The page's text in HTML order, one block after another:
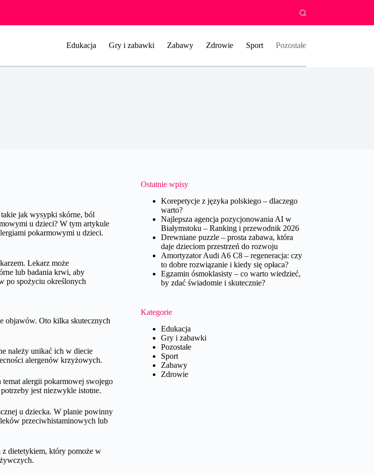
Edukacja Gry i zabawki Zabawy Zdrowie Sport Pozostałe
jak wysypki skórne, ból
u dzieci? W tym artykule
pokarmowymi u dzieci.
Lekarz może
lub badania krwi, aby
po spożyciu określonych
objawów. Oto kilka skutecznych
należy unikać ich w diecie
alergenów krzyżowych.
alergii pokarmowej swojego
jest niezwykle istotne.
u dziecka. W planie powinny
przeciwhistaminowych lub
dietetykiem, który pomoże w
Ostatnie wpisy
Korepetycje z języka polskiego – dlaczego
warto?
Najlepsza agencja pozycjonowania AI w
Białymstoku – Ranking i przewodnik 2026
Drewniane puzzle – prosta zabawa, która
daje dzieciom przestrzeń do rozwoju
Amortyzator Audi A6 C8 – regeneracja: czy
to dobre rozwiązanie i kiedy się opłaca?
Egzamin ósmoklasisty – co warto wiedzieć,
by zdać świadomie i skutecznie?
Kategorie
Edukacja
Gry i zabawki
Pozostałe
Sport
Zabawy
Zdrowie